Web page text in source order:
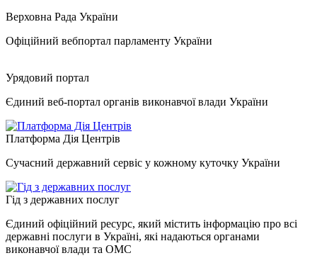
Верховна Рада України
Офіційний вебпортал парламенту України
Урядовий портал
Єдиний веб-портал органів виконавчої влади України
Платформа Дія Центрів
Сучасний державний сервіс у кожному куточку України
Гід з державних послуг
Єдиний офіційний ресурс, який містить інформацію про всі
державні послуги в Україні, які надаються органами
виконавчої влади та ОМС